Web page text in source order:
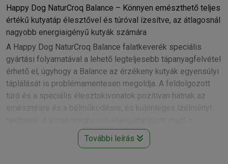
Happy Dog NaturCroq Balance – Könnyen emészthető teljes
értékű kutyatáp élesztővel és túróval ízesítve, az átlagosnál
nagyobb energiaigényű kutyák számára
A Happy Dog NaturCroq Balance falatkeverék speciális
gyártási folyamatával a lehető legteljesebb tápanyagfelvétel
érhető el, úgyhogy a Balance az érzékeny kutyák egyensúlyi
táplálását is problémamentesen megoldja. A feldolgozott
túró és a speciális élesztokivonatok pozitívan hatnak az
emésztésre és a bélműködésre, és különleges ízélményt
Balance kitűnően megfelel minden aktív kutyának is agility,
sport és játék közben. A NaturCroq Balance nem tartalmaz
További leírás